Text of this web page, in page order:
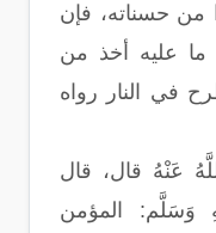
من حسناته، فإن
عليه أخذ من
في النار رواه
عَنْهُ قال، قال
وَسَلَّم: المؤمن